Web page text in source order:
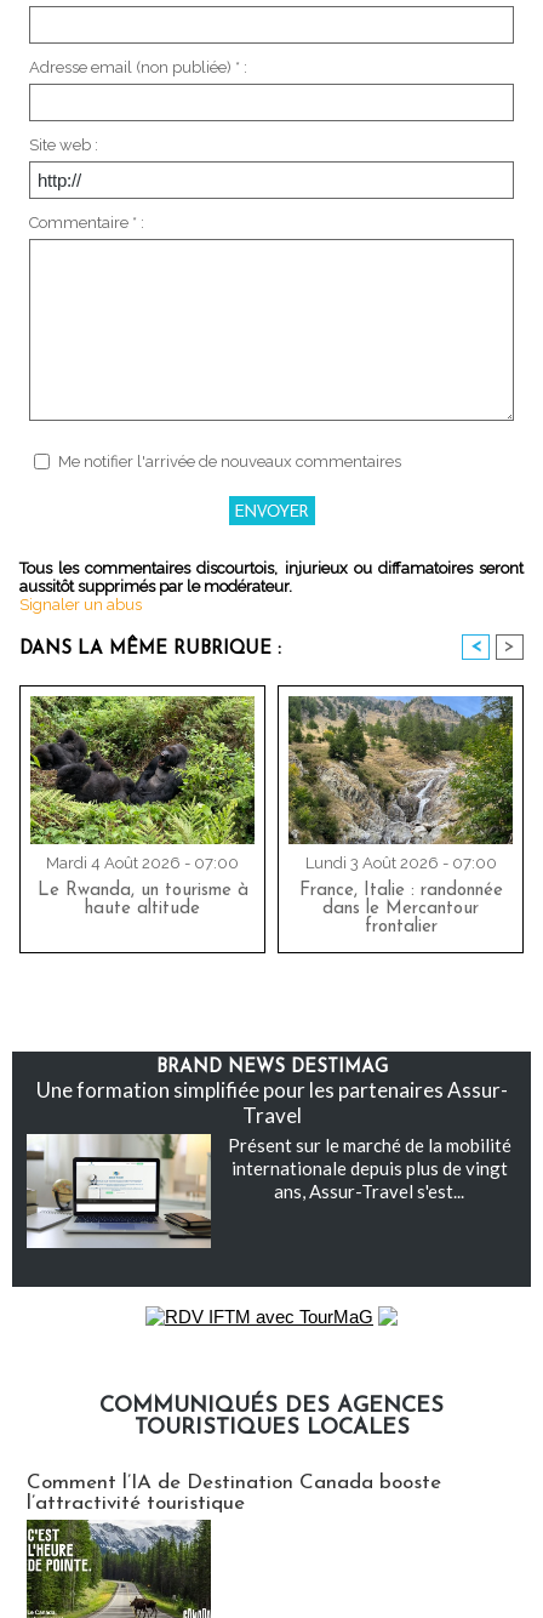
Adresse email (non publiée) * :
Site web :
Commentaire * :
Me notifier l'arrivée de nouveaux commentaires
Tous les commentaires discourtois, injurieux ou diffamatoires seront
aussitôt supprimés par le modérateur.
Signaler un abus
DANS LA MÊME RUBRIQUE : < >
Mardi 4 Août 2026 - 07:00
Le Rwanda, un tourisme à
haute altitude
Lundi 3 Août 2026 - 07:00
France, Italie : randonnée
dans le Mercantour
frontalier
BRAND NEWS DESTIMAG
Une formation simplifiée pour les partenaires Assur-
Travel
Présent sur le marché de la mobilité
internationale depuis plus de vingt
ans, Assur-Travel s'est...
COMMUNIQUÉS DES AGENCES
TOURISTIQUES LOCALES
Comment l’IA de Destination Canada booste
l’attractivité touristique